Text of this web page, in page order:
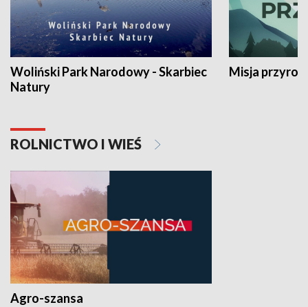
Woliński Park Narodowy - Skarbiec
Natury
Misja
ROLNICTWO I WIEŚ
Agro-szansa